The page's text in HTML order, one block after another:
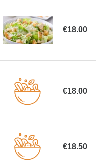
€18.00
€18.00
€18.50